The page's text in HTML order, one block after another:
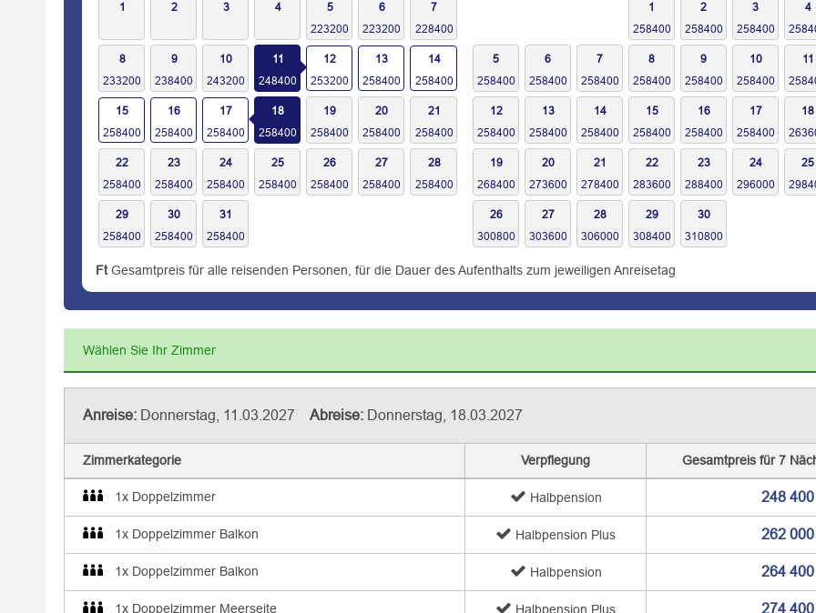
1 2 3 4 5 6 7
8 9 10 11 12 13 14
15 16 17 18 19 20 21
22 23 24 25 26 27 28
29 30 31
1 2 3 4
5 6 7 8 9 10 11
12 13 14 15 16 17 18
19 20 21 22 23 24 25
26 27 28 29 30
FtGesamtpreis für alle reisenden Personen, für die Dauer des Aufenthalts zum jeweiligen Anreisetag
Wählen Sie Ihr Zimmer
Anreise: Donnerstag, 11.03.2027 Abreise: Donnerstag, 18.03.2027
Zimmerkategorie Verpflegung Gesamtpreis für 7
1x Doppelzimmer Halbpension 248
1x Doppelzimmer Balkon Halbpension Plus 262
1x Doppelzimmer Balkon Halbpension 264
1x Doppelzimmer Meerseite Halbpension Plus 274